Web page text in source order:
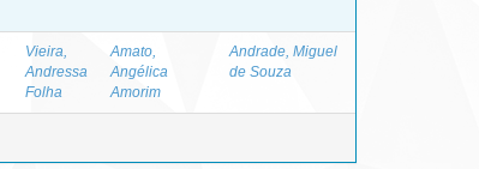
Vieira,
Andressa
Folha
Amato,
Angélica
Amorim
Andrade, Miguel
de Souza